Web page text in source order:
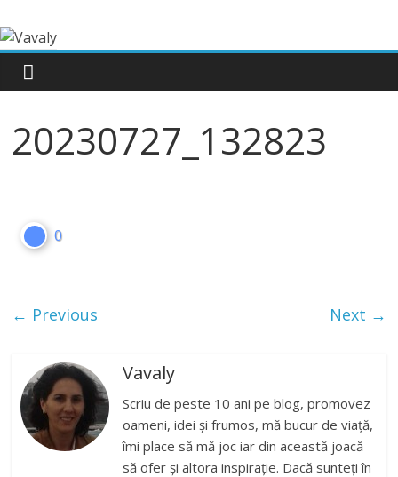
20230727_132823
0
← Previous Next →
Vavaly
Scriu de peste 10 ani pe blog, promovez
oameni, idei și frumos, mă bucur de viață,
îmi place să mă joc iar din această joacă
să ofer și altora inspirație. Dacă sunteți în